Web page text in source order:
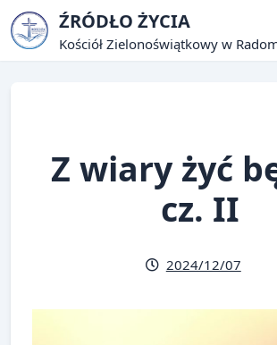
Skip
to
ŹRÓDŁO ŻYCIA
Kościół Zielonoświątkowy w
Z wiary żyć
cz. II
2024/12/07